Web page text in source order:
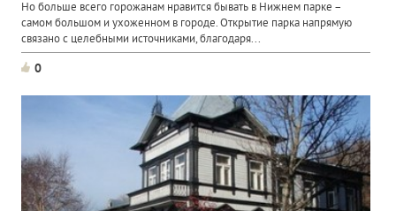
Но больше всего горожанам нравится бывать в Нижнем парке –
самом большом и ухоженном в городе. Открытие парка напрямую
связано с целебными источниками, благодаря...
0